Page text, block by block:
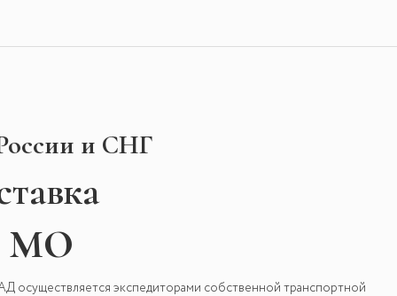
и СНГ
МО
осуществляется экспедиторами собственной транспортной